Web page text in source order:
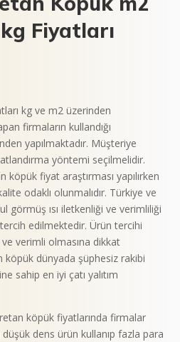
Fiyatları
kg ve m2 üzerinden
firmaların kullandığı
yapılmaktadır. Müşteriye
yöntemi seçilmelidir.
köpük fiyat araştırması yapılırken
odaklı olunmalıdır. Türkiye ve
görmüş ısı iletkenliği ve verimliliği
edilmektedir. Ürün tercihi
verimli olmasına dikkat
dünyada şüphesiz rakibi
sahip en iyi çatı yalıtım
köpük fiyatlarında firmalar
dens ürün kullanıp fazla para